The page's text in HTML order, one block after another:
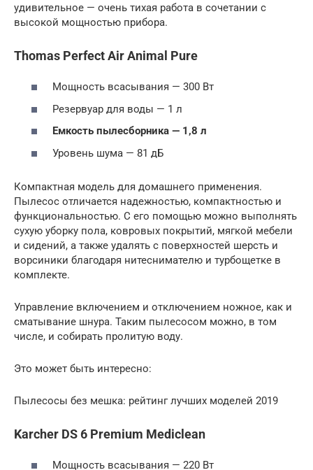
удивительное — очень тихая работа в сочетании с
высокой мощностью прибора.
Thomas Perfect Air Animal Pure
Мощность всасывания — 300 Вт
Резервуар для воды — 1 л
Емкость пылесборника — 1,8 л
Уровень шума — 81 дБ
Компактная модель для домашнего применения.
Пылесос отличается надежностью, компактностью и
функциональностью. С его помощью можно выполнять
сухую уборку пола, ковровых покрытий, мягкой мебели
и сидений, а также удалять с поверхностей шерсть и
ворсиники благодаря нитеснимателю и турбощетке в
комплекте.
Управление включением и отключением ножное, как и
сматывание шнура. Таким пылесосом можно, в том
числе, и собирать пролитую воду.
Это может быть интересно:
Пылесосы без мешка: рейтинг лучших моделей 2019
Karcher DS 6 Premium Mediclean
Мощность всасывания — 220 Вт